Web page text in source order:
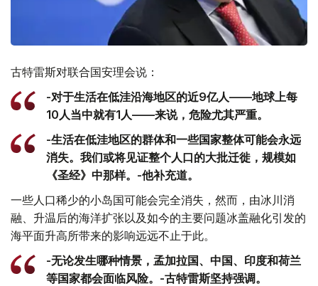
古特雷斯对联合国安理会说：
-对于生活在低洼沿海地区的近9亿人——地球上每
10人当中就有1人——来说，危险尤其严重。
-生活在低洼地区的群体和一些国家整体可能会永远
消失。我们或将见证整个人口的大批迁徙，规模如
《圣经》中那样。-他补充道。
一些人口稀少的小岛国可能会完全消失，然而，由冰川消
融、升温后的海洋扩张以及如今的主要问题冰盖融化引发的
海平面升高所带来的影响远远不止于此。
-无论发生哪种情景，孟加拉国、中国、印度和荷兰
等国家都会面临风险。-古特雷斯坚持强调。